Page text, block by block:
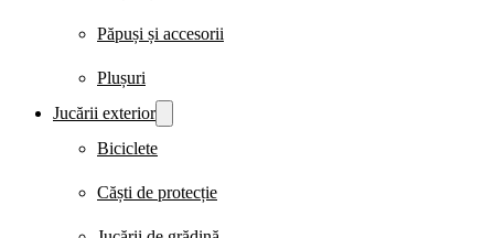
Păpuși și accesorii
Plușuri
Jucării exterior
Biciclete
Căști de protecție